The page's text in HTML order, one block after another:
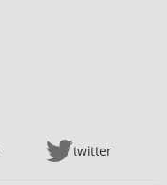
twitter